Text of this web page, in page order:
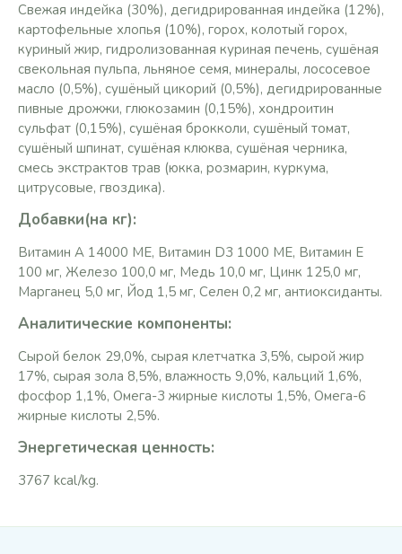
Свежая индейка (30%), дегидрированная индейка (12%),
картофельные хлопья (10%), горох, колотый горох,
куриный жир, гидролизованная куриная печень, сушёная
свекольная пульпа, льняное семя, минералы, лососевое
масло (0,5%), сушёный цикорий (0,5%), дегидрированные
пивные дрожжи, глюкозамин (0,15%), хондроитин
сульфат (0,15%), сушёная брокколи, сушёный томат,
сушёный шпинат, сушёная клюква, сушёная черника,
смесь экстрактов трав (юкка, розмарин, куркума,
цитрусовые, гвоздика).
Добавки(на кг):
Витамин A 14000 МЕ, Витамин D3 1000 МЕ, Витамин E
100 мг, Железо 100,0 мг, Медь 10,0 мг, Цинк 125,0 мг,
Марганец 5,0 мг, Йод 1,5 мг, Селен 0,2 мг, антиоксиданты.
Аналитические компоненты:
Сырой белок 29,0%, сырая клетчатка 3,5%, сырой жир
17%, сырая зола 8,5%, влажность 9,0%, кальций 1,6%,
фосфор 1,1%, Омега-3 жирные кислоты 1,5%, Омега-6
жирные кислоты 2,5%.
Энергетическая ценность:
3767 kcal/kg.